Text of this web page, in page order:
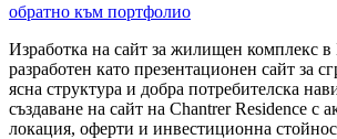
обратно към портфолио
Изработка на сайт за жилищен комплекс в
разработен като презентационен сайт за
ясна структура и добра потребителска
създаване на сайт на Chantrer Residence с
локация, оферти и инвестиционна